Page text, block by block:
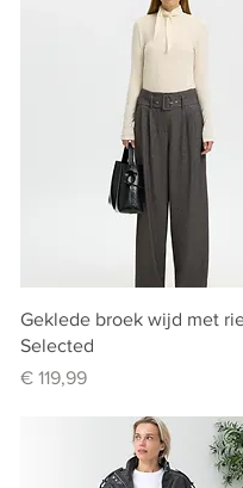
Geklede broek wijd met
Selected
Prijs
€ 119,99